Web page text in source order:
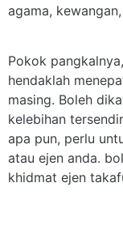
agama,
Pokok
hendaklah
masing. Boleh
kelebihan
apa pun, perlu
atau ejen anda.
khidmat ejen